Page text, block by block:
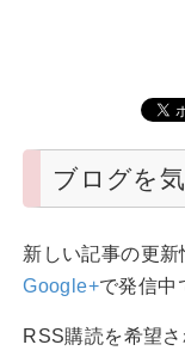
ブログを
新しい記事の更新
Google+で発信中
RSS購読を希望さ